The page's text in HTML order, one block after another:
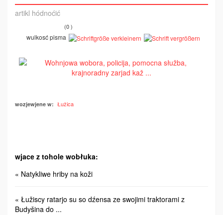
artikl hódnoćić
(0 )
wulkosć pisma
wozjewjene w: Łužica
wjace z tohole wobłuka:
« Natykliwe hriby na koži
« Łužiscy ratarjo su so dźensa ze swojimi traktorami z
Budyšina do ...